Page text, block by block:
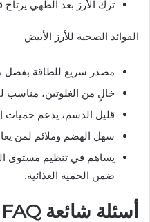
ترك الأرز بعد الطهي يرتاح
الفوائد الصحية للأرز الأبيض
مصدر سريع للطاقة بفضل
خالٍ من الغلوتين، مناسب
قليل الدسم، يدعم حميات
سهل الهضم وملائم لمن
يساهم في تنظيم مستوى
ضمن الحمية الغذائية.
أسئلة شائعة FAQ